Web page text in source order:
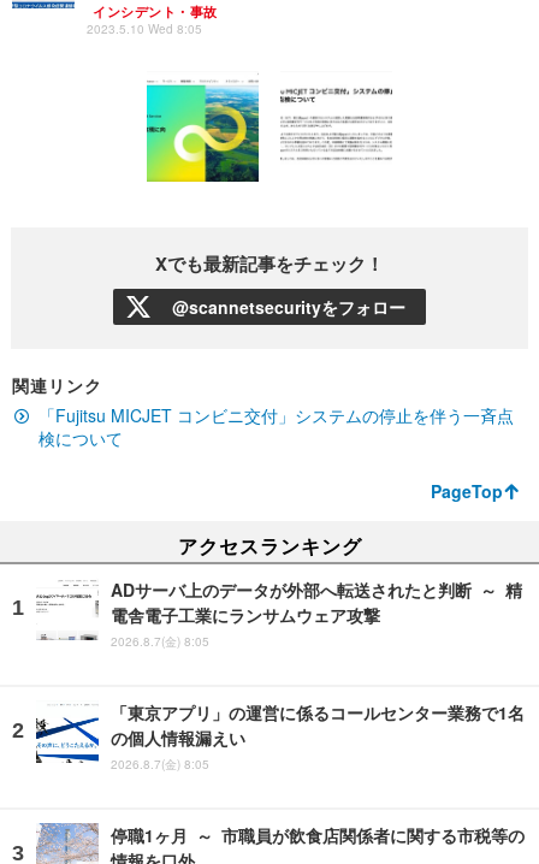
インシデント・事故
2023.5.10 Wed 8:05
Xでも最新記事をチェック！
@scannetsecurityをフォロー
関連リンク
「Fujitsu MICJET コンビニ交付」システムの停止を伴う一斉点
検について
PageTop
アクセスランキング
ADサーバ上のデータが外部へ転送されたと判断 ～ 精
電舎電子工業にランサムウェア攻撃
2026.8.7(金) 8:05
「東京アプリ」の運営に係るコールセンター業務で1名
の個人情報漏えい
2026.8.7(金) 8:05
停職1ヶ月 ～ 市職員が飲食店関係者に関する市税等の
情報を口外